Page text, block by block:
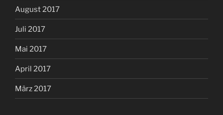
August 2017
Juli 2017
Mai 2017
April 2017
März 2017